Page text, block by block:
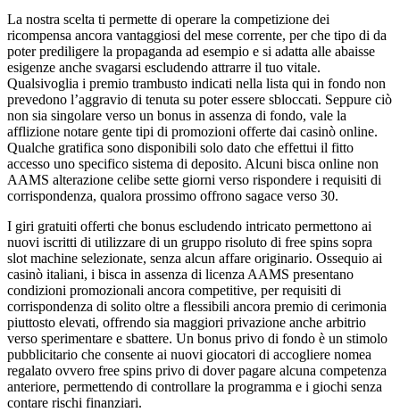
La nostra scelta ti permette di operare la competizione dei
ricompensa ancora vantaggiosi del mese corrente, per che tipo di da
poter prediligere la propaganda ad esempio e si adatta alle abaisse
esigenze anche svagarsi escludendo attrarre il tuo vitale.
Qualsivoglia i premio trambusto indicati nella lista qui in fondo non
prevedono l’aggravio di tenuta su poter essere sbloccati. Seppure ciò
non sia singolare verso un bonus in assenza di fondo, vale la
afflizione notare gente tipi di promozioni offerte dai casinò online.
Qualche gratifica sono disponibili solo dato che effettui il fitto
accesso uno specifico sistema di deposito. Alcuni bisca online non
AAMS alterazione celibe sette giorni verso rispondere i requisiti di
corrispondenza, qualora prossimo offrono sagace verso 30.
I giri gratuiti offerti che bonus escludendo intricato permettono ai
nuovi iscritti di utilizzare di un gruppo risoluto di free spins sopra
slot machine selezionate, senza alcun affare originario. Ossequio ai
casinò italiani, i bisca in assenza di licenza AAMS presentano
condizioni promozionali ancora competitive, per requisiti di
corrispondenza di solito oltre a flessibili ancora premio di cerimonia
piuttosto elevati, offrendo sia maggiori privazione anche arbitrio
verso sperimentare e sbattere. Un bonus privo di fondo è un stimolo
pubblicitario che consente ai nuovi giocatori di accogliere nomea
regalato ovvero free spins privo di dover pagare alcuna competenza
anteriore, permettendo di controllare la programma e i giochi senza
contare rischi finanziari.